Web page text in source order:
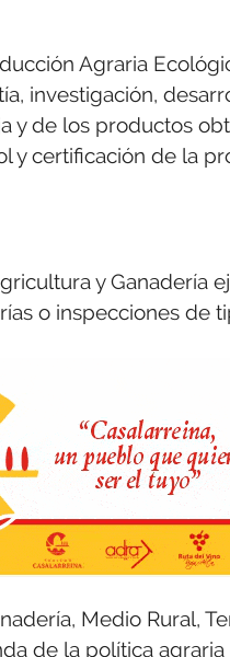
Agraria
investigación,
y de los productos
y certificación de la
y Ganadería
o inspecciones de
Medio Rural,
de la política